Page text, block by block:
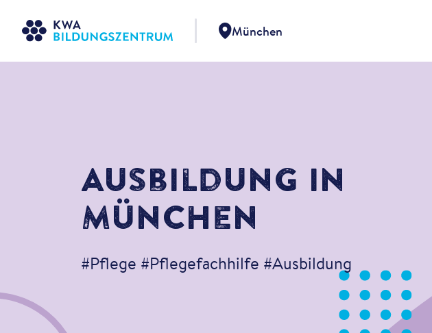
München
Ausbildung in
München
#Pflege #Pflegefachhilfe #Ausbildung